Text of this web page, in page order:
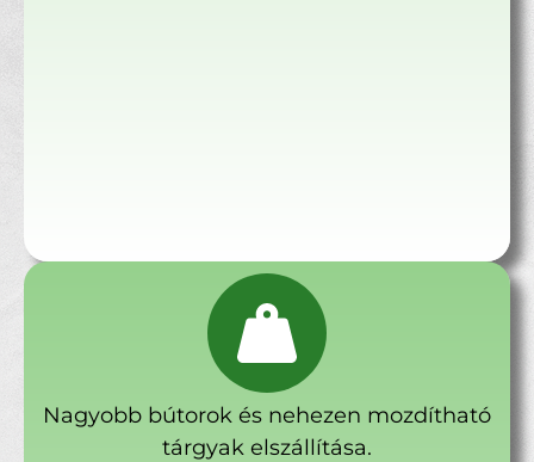
Nagyobb bútorok és nehezen mozdítható
tárgyak elszállítása.